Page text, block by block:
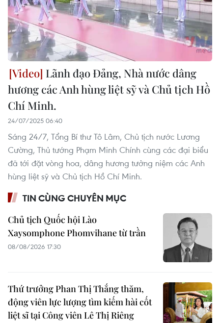
Lãnh đạo Đảng, Nhà nước dâng
hương các Anh hùng liệt sỹ và Chủ tịch Hồ
Chí Minh.
24/07/2025 06:40
Sáng 24/7, Tổng Bí thư Tô Lâm, Chủ tịch nước Lương
Cường, Thủ tướng Phạm Minh Chính cùng các đại biểu
đã tới đặt vòng hoa, dâng hương tưởng niệm các Anh
hùng liệt sỹ và Chủ tịch Hồ Chí Minh.
TIN CÙNG CHUYÊN MỤC
Chủ tịch Quốc hội Lào
Xaysomphone Phomvihane từ trần
08/08/2026 17:30
Thứ trưởng Phan Thị Thắng thăm,
động viên lực lượng tìm kiếm hài cốt
liệt sĩ tại Công viên Lê Thị Riêng